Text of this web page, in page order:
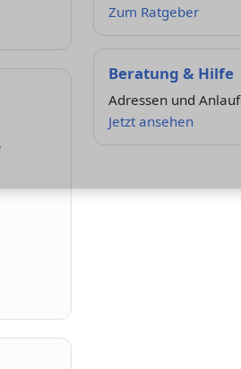
Zum Ratgeber
Beratung & Hilfe
Adressen und
Jetzt ansehen